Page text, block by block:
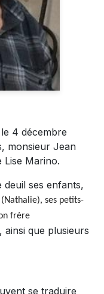
4 décembre
monsieur Jean
Lise Marino.
deuil ses enfants,
ses petits-
frère
ainsi que plusieurs
se traduire